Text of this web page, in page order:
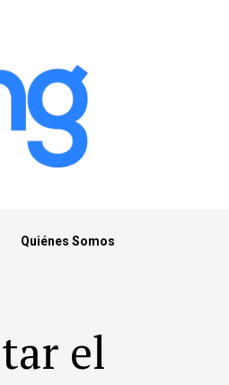
Quiénes Somos
el